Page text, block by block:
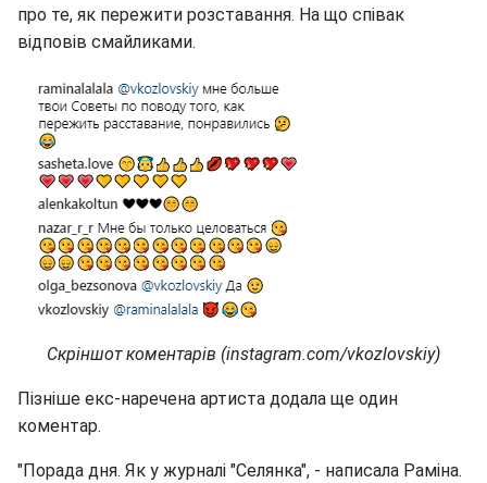
про те, як пережити розставання. На що співак
відповів смайликами.
Скріншот коментарів (instagram.com/vkozlovskiy)
Пізніше екс-наречена артиста додала ще один
коментар.
"Порада дня. Як у журналі "Селянка", - написала Раміна.